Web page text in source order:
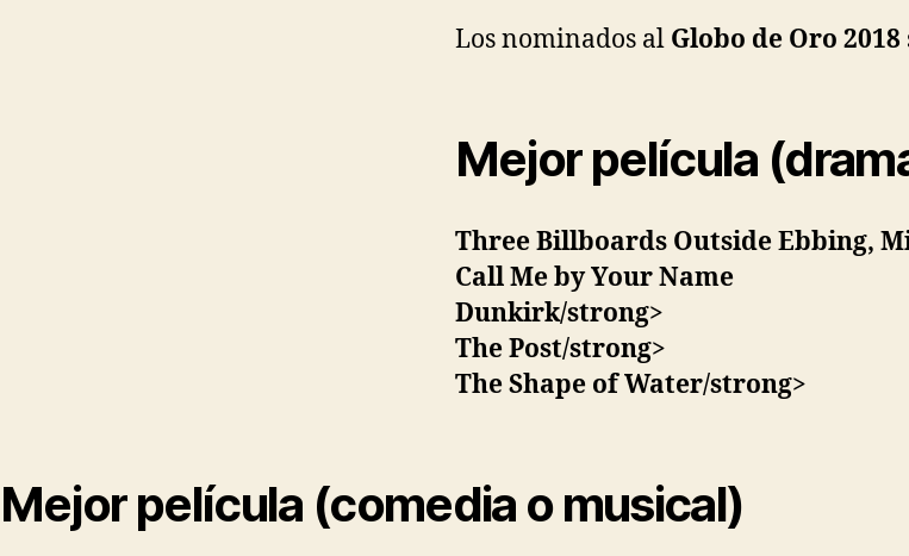
Los nominados al Globo de Oro 2018
Mejor película
Three Billboards Outside Ebbing,
Call Me by Your Name
Dunkirk/strong>
The Post/strong>
The Shape of Water/strong>
Mejor película (comedia o musical)